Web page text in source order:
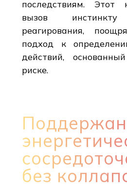
последствиям. Этот
вызов инстинкту
реагирования,
подход к
действий,
риске.
без